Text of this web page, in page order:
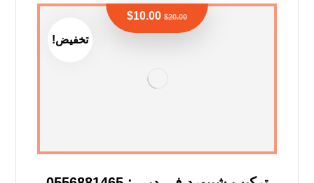
تخفيض!
$20.00
$10.00